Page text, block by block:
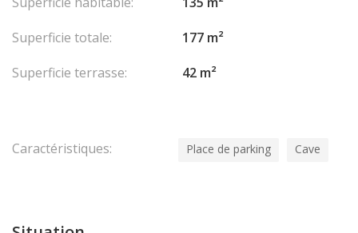
Superficie totale:
177 m²
Superficie terrasse:
42 m²
Caractéristiques: Place de parking Cave